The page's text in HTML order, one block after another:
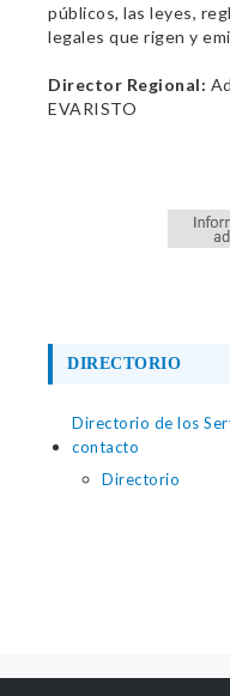
públicos, las leyes,
legales que rigen y
Director Regional:
EVARISTO
DIRECTORIO
Directorio de los
contacto
Directorio